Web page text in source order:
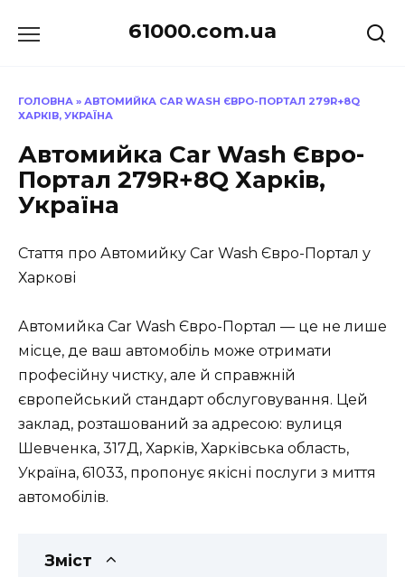
до
61000.com.ua
ГОЛОВНА » АВТОМИЙКА CAR WASH ЄВРО-ПОРТАЛ 279R+8Q
ХАРКІВ, УКРАЇНА
Автомийка Car Wash Євро-
Портал 279R+8Q Харків,
Україна
Стаття про Автомийку Car Wash Євро-Портал у
Харкові
Автомийка Car Wash Євро-Портал — це не лише
місце, де ваш автомобіль може отримати
професійну чистку, але й справжній
європейський стандарт обслуговування. Цей
заклад, розташований за адресою: вулиця
Шевченка, 317Д, Харків, Харківська область,
Україна, 61033, пропонує якісні послуги з миття
автомобілів.
Зміст